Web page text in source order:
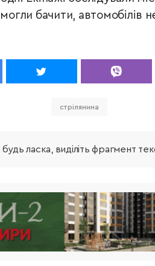
бачити, автомобілів
стрілянина
ласка, виділіть фрагмент